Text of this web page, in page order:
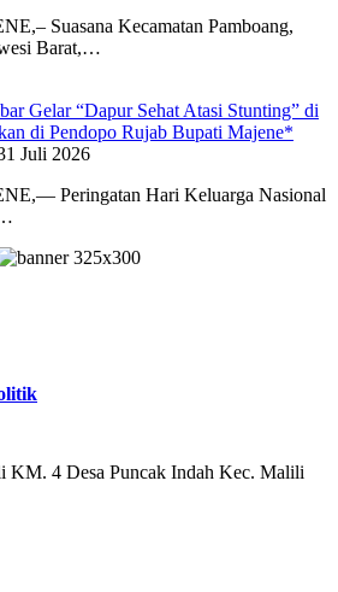
Suasana Kecamatan Pamboang,
Barat,…
Gelar “Dapur Sehat Atasi Stunting” di
di Pendopo Rujab Bupati Majene*
Juli 2026
Peringatan Hari Keluarga Nasional
KM. 4 Desa Puncak Indah Kec. Malili